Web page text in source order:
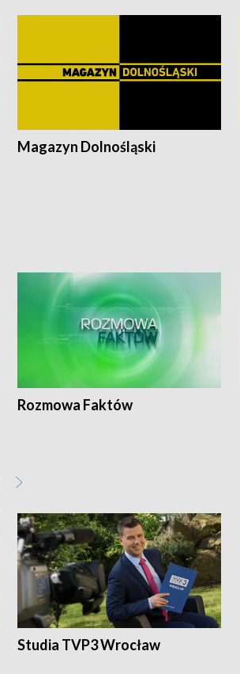
Magazyn Dolnośląski
Rozmowa Faktów
Studia TVP3 Wrocław